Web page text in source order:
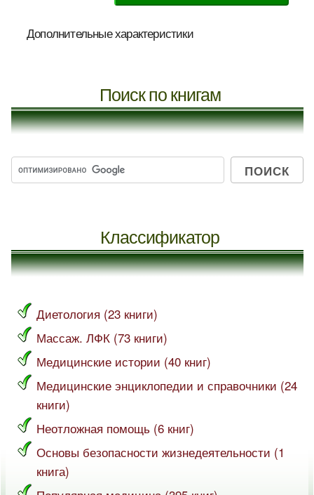
Дополнительные характеристики
Поиск по книгам
Классификатор
Диетология (23 книги)
Массаж. ЛФК (73 книги)
Медицинские истории (40 книг)
Медицинские энциклопедии и справочники (24
книги)
Неотложная помощь (6 книг)
Основы безопасности жизнедеятельности (1
книга)